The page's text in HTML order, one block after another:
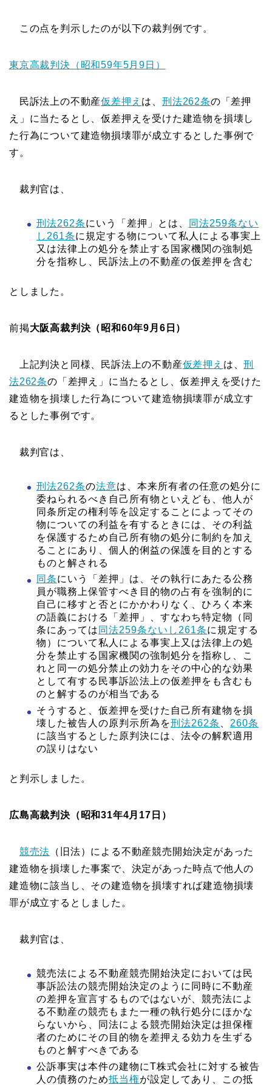
この点を判示したのが以下の裁判例です。
東京高裁判決（昭和59年5月9日）
民訴法上の不動産仮差押え は、刑法262条の「差押
え」に当たるとし、仮差押えを受けた建造物を損壊し
た行為について建造物損壊罪が成立するとした事例で
す。
裁判官は、
刑法262条にいう「差押」とは、
同法259条ない
し261条に規定する物について私人による事実上
又は法律上の処分を禁止する国家機関の強制処
分を指称し、民訴法上の不動産の仮差押を含む
としました。
前掲大阪高裁判決（昭和60年9月6日）
上記判決と同様、民訴法上の不動産仮差押え は、刑
法262条の「差押え」に当たるとし、仮差押えを受けた
建造物を損壊した行為について建造物損壊罪が成立す
るとした事例です。
裁判官は、
刑法262条の法意は、本来所有者の任意の処分に
委ねられるべき自己所有物といえども、他人が
同条所定の権利等を設定することによってその
物についての利益を有するときには、その利益
を保護するため自己所有物の処分に制約を加え
ることにあり、個人的俐益の保護を目的とする
ものと解される
同条にいう「差押」は、その執行にあたる公務
員が職務上保管すべき目的物の占有を強制的に
自己に移すと否とにかかわりなく、ひろく本来
の語義における「差押」、すなわち特定物（同
条にあっては 同法259条ないし261条に規定する
物）について私人による事実上又は法律上の処
分を禁止する国家機関の強制処分を指称し、こ
れと同一の処分禁止の効力をその中心的な効果
として有する民事訴訟法上の仮差押をも含むも
のと解するのが相当である
そうすると、仮差押を受けた自己所有建物を損
壊した被告人の原判示所為を刑法262条
260条
に該当するとした原判決には、法令の解釈適用
の誤りはない
と判示しました。
広島高裁判決（昭和31年4月17日）
競売法 （旧法）による不動産競売開始決定があった
建造物を損壊した事案で、決定があった時点で他人の
建造物に該当し、その建造物を損壊すれば建造物損壊
罪が成立するとしました。
裁判官は、
競売法による不動産競売開始決定においては民
事訴訟法の競売開始決定のように同時に不動産
の差押を宣言するものではないが、競売法によ
る不動産の競売もまた一種の執行処分にほかな
らないから、同法による競売開始決定は担保権
者のためにその目的物を差押える効力を生ずる
ものと解すべきである
公訴事実は本件の建物にT株式会社に対する被告
人の債務のため抵当権が設定してあり、この抵